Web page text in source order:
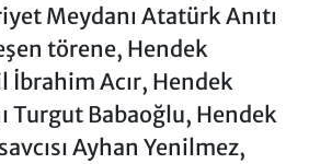
Meydanı Atatürk Anıtı
törene, Hendek
İbrahim Acır, Hendek
Turgut Babaoğlu, Hendek
Ayhan Yenilmez,